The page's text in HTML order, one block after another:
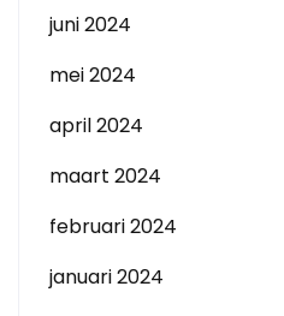
juni 2024
mei 2024
april 2024
maart 2024
februari 2024
januari 2024